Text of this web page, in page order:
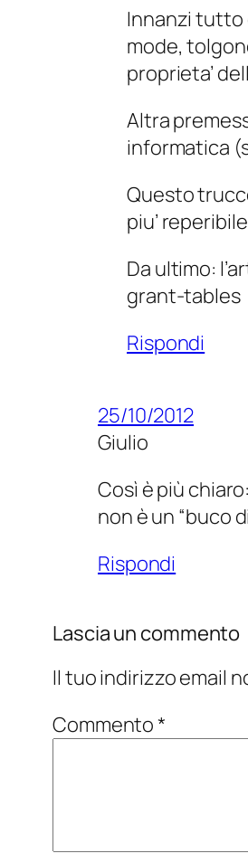
Innanzi tutto
mode,
proprieta’
Altra
informatica
Questo
piu’
Da ultimo:
grant-tables
Rispondi
25/10/2012
Giulio
Così è più
non è un “buco
Rispondi
Lascia un commento
Il tuo indirizzo email
Commento*